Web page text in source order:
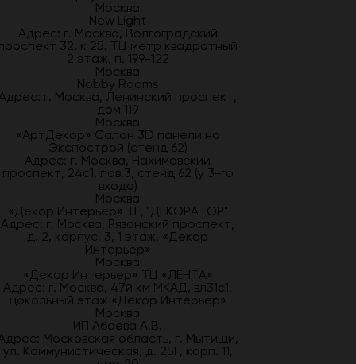
Москва
New Light
Адрес: г. Москва, Волгоградский
32, к 25. ТЦ метр квадратный
2 этаж, п. 199-122
Москва
Nobby Rooms
г. Москва, Ленинский проспект,
дом 119
Москва
«АртДекор» Салон 3D панели на
Экспострой (стенд 62)
Адрес: г. Москва, Нахимовский
проспект, 24с1, пав.3, стенд 62 (у 3-го
входа)
Москва
«Декор Интерьер» ТЦ "ДЕКОРАТОР"
Адрес: г. Москва, Рязанский проспект,
д. 2, корпус. 3, 1 этаж, «Декор
Интерьер»
Москва
«Декор Интерьер» ТЦ «ЛЕНТА»
Адрес: г. Москва, 47й км МКАД, вл31с1,
цокольный этаж «Декор Интерьер»
Москва
ИП Абаева А.В.
Московская область, г. Мытищи,
ул. Коммунистическая, д. 25Г, корп. 11,